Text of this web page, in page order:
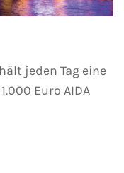
jeden Tag eine
Euro AIDA